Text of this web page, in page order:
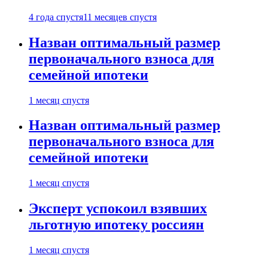
4 года спустя11 месяцев спустя
Назван оптимальный размер
первоначального взноса для
семейной ипотеки
1 месяц спустя
Назван оптимальный размер
первоначального взноса для
семейной ипотеки
1 месяц спустя
Эксперт успокоил взявших
льготную ипотеку россиян
1 месяц спустя